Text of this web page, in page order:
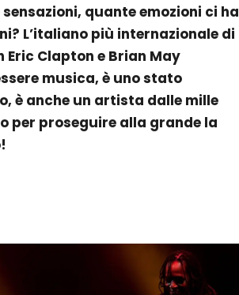
quante emozioni ci ha
L’italiano più internazionale di
Clapton e Brian May
musica, è uno stato
è anche un artista dalle mille
proseguire alla grande la